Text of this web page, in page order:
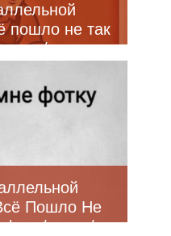
пошло не так
приколы
Пошло Не
мемы/